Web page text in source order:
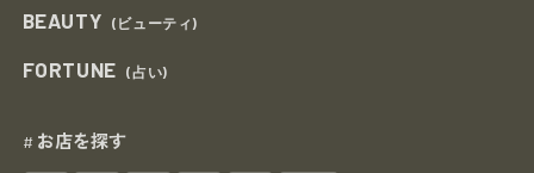
BEAUTY (ビューティ)
FORTUNE (占い)
# お店を探す